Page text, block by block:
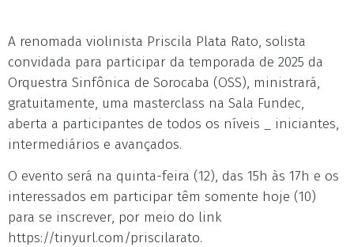
A renomada violinista Priscila Plata Rato, solista
convidada para participar da temporada de 2025 da
Orquestra Sinfônica de Sorocaba (OSS), ministrará,
gratuitamente, uma masterclass na Sala Fundec,
aberta a participantes de todos os níveis _ iniciantes,
intermediários e avançados.
O evento será na quinta-feira (12), das 15h às 17h e os
interessados em participar têm somente hoje (10)
para se inscrever, por meio do link
https://tinyurl.com/priscilarato.